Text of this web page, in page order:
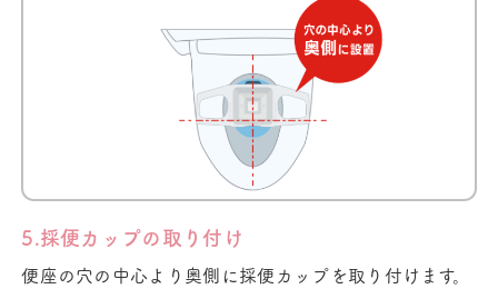
5.採便カップの取り付け
便座の穴の中心より奥側に採便カップを取り付けます。